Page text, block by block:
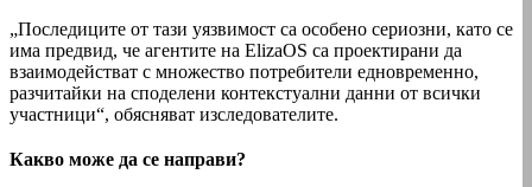
„Последиците от тази уязвимост са особено сериозни, като се
има предвид, че агентите на ElizaOS са проектирани да
взаимодействат с множество потребители едновременно,
разчитайки на споделени контекстуални данни от всички
участници“, обясняват изследователите.
Какво може да се направи?